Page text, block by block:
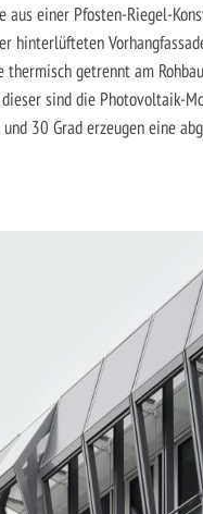
einer Pfosten-Riegel-
hinterlüfteten
thermisch getrennt am
sind die Photovoltaik-
30 Grad erzeugen eine